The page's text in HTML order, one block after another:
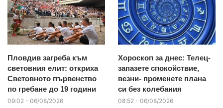
Пловдив загреба към
световния елит: откриха
Световното първенство
по гребане до 19 години
09:02 - 06/08/2026
Хороскоп за днес: Телец-
запазете спокойствие,
везни- променете плана
си без колебания
08:52 - 06/08/2026